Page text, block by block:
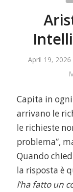
April 19, 2026
Capita in
arrivano le
le richieste
problema”,
Quando
la risposta è
l’ha fatto un